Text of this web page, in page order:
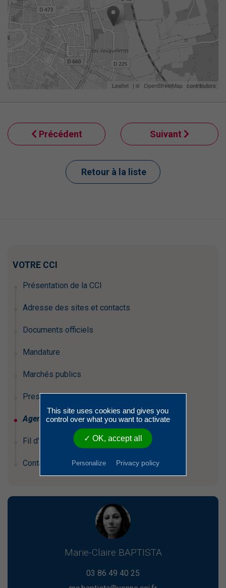
Leaflet | © OpenStreetMap contributors
Précédent
Retour à la liste
Suivant
VOTRE CCI
Présentation de la CCI
Adresse des sites et contacts
Documents officiels
Mandature
Marchés publics
Presse / Médias
Agenda
Fil d'actualités
Contactez-nous
Marie-Claire BAPTISTA
03 86 49 40 25
This site uses cookies and gives you
control over what you want to activate
✓ OK, accept all
Personalize Privacy policy